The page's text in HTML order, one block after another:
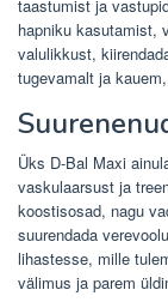
taastumist ja
hapniku kasutamist,
valulikkust,
tugevamalt ja
Üks D-Bal Maxi
vaskulaarsust ja
koostisosad, nagu
suurendada
lihastesse, mille
välimus ja parem